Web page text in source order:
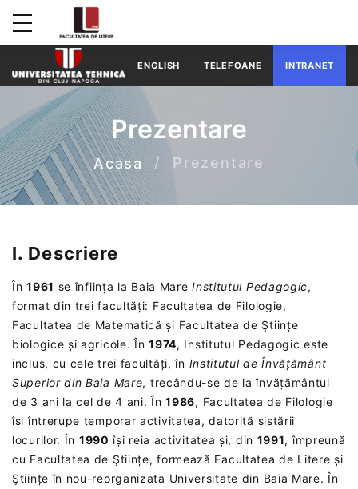
ENGLISH TELEFOANE INTRANET
Prezentare
Acasa Prezentare
I. Descriere
În1961 se înființa la Baia MareInstitutul Pedagogic,
format din trei facultăți: Facultatea de Filologie,
Facultatea de Matematică și Facultatea de Ştiințe
biologice și agricole. În1974, Institutul Pedagogic este
inclus, cu cele trei facultăți, în Institutul de Învățământ
Superior din Baia Mare, trecându-se de la învățământul
de 3 ani la cel de 4 ani. În1986, Facultatea de Filologie
își întrerupe temporar activitatea, datorită sistării
locurilor. În 1990 își reia activitatea și, din 1991, împreună
cu Facultatea de Ştiințe, formează Facultatea de Litere și
Ştiințe în nou-reorganizata Universitate din Baia Mare. În